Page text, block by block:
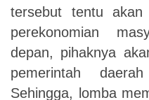
tersebut tentu
perekonomian
depan, pihaknya
pemerintah
Sehingga, lomba